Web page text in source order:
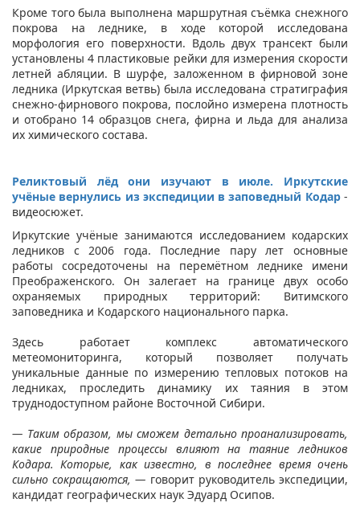
Кроме того была выполнена маршрутная съёмка снежного
покрова на леднике, в ходе которой исследована
морфология его поверхности. Вдоль двух трансект были
установлены 4 пластиковые рейки для измерения скорости
летней абляции. В шурфе, заложенном в фирновой зоне
ледника (Иркутская ветвь) была исследована стратиграфия
снежно-фирнового покрова, послойно измерена плотность
и отобрано 14 образцов снега, фирна и льда для анализа
их химического состава.
Реликтовый лёд они изучают в июле. Иркутские
учёные вернулись из экспедиции в заповедный Кодар-
видеосюжет.
Иркутские учёные занимаются исследованием кодарских
ледников с 2006 года. Последние пару лет основные
работы сосредоточены на перемётном леднике имени
Преображенского. Он залегает на границе двух особо
охраняемых природных территорий: Витимского
заповедника и Кодарского национального парка.
Здесь работает комплекс автоматического
метеомониторинга, который позволяет получать
уникальные данные по измерению тепловых потоков на
ледниках, проследить динамику их таяния в этом
труднодоступном районе Восточной Сибири.
— Таким образом, мы сможем детально проанализировать,
какие природные процессы влияют на таяние ледников
Кодара. Которые, как известно, в последнее время очень
сильно сокращаются, — говорит руководитель экспедиции,
кандидат географических наук Эдуард Осипов.